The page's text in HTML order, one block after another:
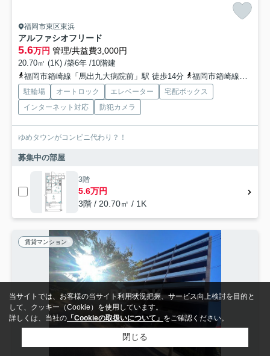
福岡市東区東浜
アルファシオフリード
5.6万円 管理/共益費3,000円
20.70㎡ (1K) /築6年 /10階建
福岡市箱崎線「馬出九大病院前」駅 徒歩14分
福岡市箱崎線「箱崎宮前」駅 徒歩17分
駐輪場 オートロック エレベーター
宅配ボックス
インターネット対応
防犯カメラ
ゆめタウンがコンビニ代わり？！
募集中の部屋
3階
5.6万円
3階 / 20.70㎡ / 1K
賃貸マンション
当サイトでは、お客様の当サイト利用状況把握、サービス向上検討を目的と
して、クッキー（Cookie）を使用しています。
詳しくは、当社の 「Cookieの取扱いについて」 をご確認ください。
閉じる